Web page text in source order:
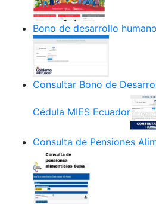
Bono de desarrollo
Consultar Bono de
Cédula MIES Ecuador
Consulta de Pensiones